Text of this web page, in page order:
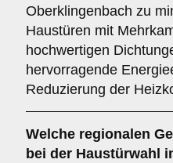
Oberklingenbach zu
Haustüren mit
hochwertigen
hervorragende
Reduzierung der
Welche regionalen
bei der Haustürwahl